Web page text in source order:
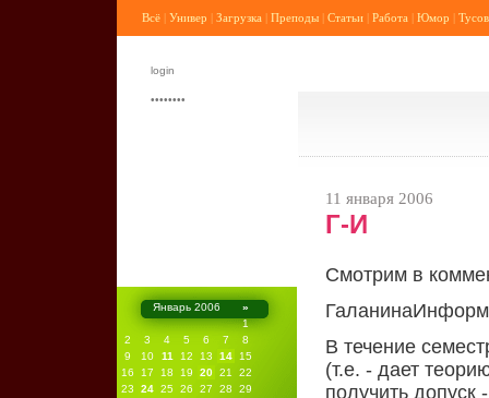
Всё | Универ | Загрузка | Преподы | Статьи | Работа | Юмор |
Январь 2006
»
1
2
3 4 5 6 7
8
9
10 11 12 13 14
15
16
17 18 19 20 21
22
23
24 25 26 27 28
29
11 января 2006
Г-И
Смотрим в
В течение
(т.е. - дает
получить